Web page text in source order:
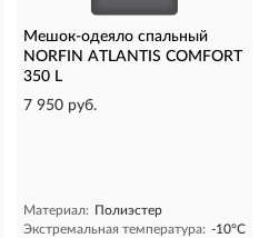
Мешок-одеяло спальный
NORFIN ATLANTIS COMFORT
350 L
7 950 руб.
Материал: Полиэстер
Экстремальная температура: -10°С